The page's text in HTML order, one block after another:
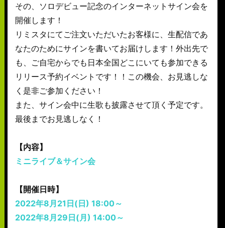
その、ソロデビュー記念のインターネットサイン会を
開催します！
リミスタにてご注文いただいたお客様に、生配信であ
なたのためにサインを書いてお届けします！外出先で
も、ご自宅からでも日本全国どこにいても参加できる
リリース予約イベントです！！この機会、お見逃しな
く是非ご参加ください！
また、サイン会中に生歌も披露させて頂く予定です。
最後までお見逃しなく！
【内容】
ミニライブ＆サイン会
【開催日時】
2022年8月21日(日) 18:00～
2022年8月29日(月) 14:00～